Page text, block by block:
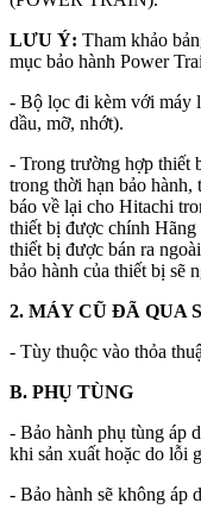
LƯU Ý: Tham khảo
mục bảo hành Power
- Bộ lọc đi kèm với máy
dầu, mỡ, nhớt).
- Trong trường hợp thiết
trong thời hạn bảo
báo về lại cho Hitachi
thiết bị được chính Hãng
thiết bị được bán ra
bảo hành của thiết bị sẽ
2. MÁY CŨ ĐÃ QUA
- Tùy thuộc vào thỏa
B. PHỤ TÙNG
- Bảo hành phụ tùng áp
khi sản xuất hoặc do lỗi
- Bảo hành sẽ không áp